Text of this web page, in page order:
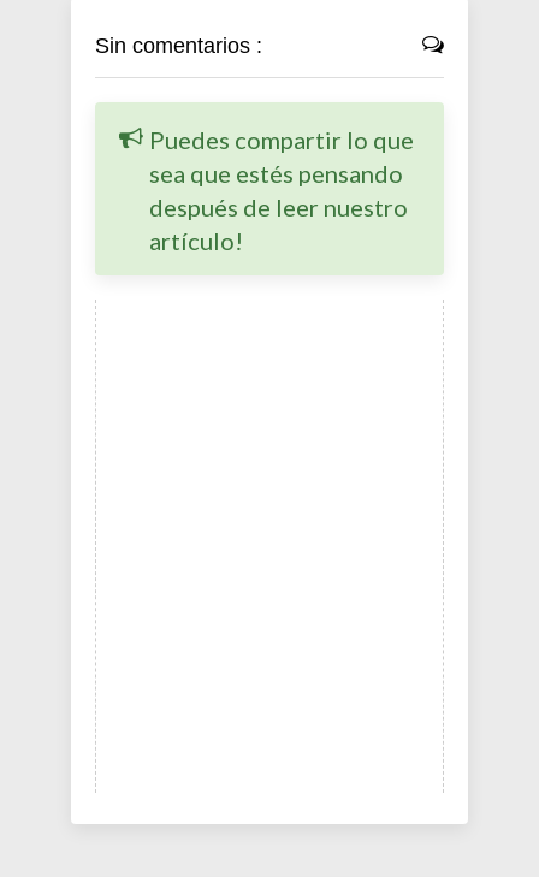
Sin comentarios :
Puedes compartir lo que
sea que estés pensando
después de leer nuestro
artículo!